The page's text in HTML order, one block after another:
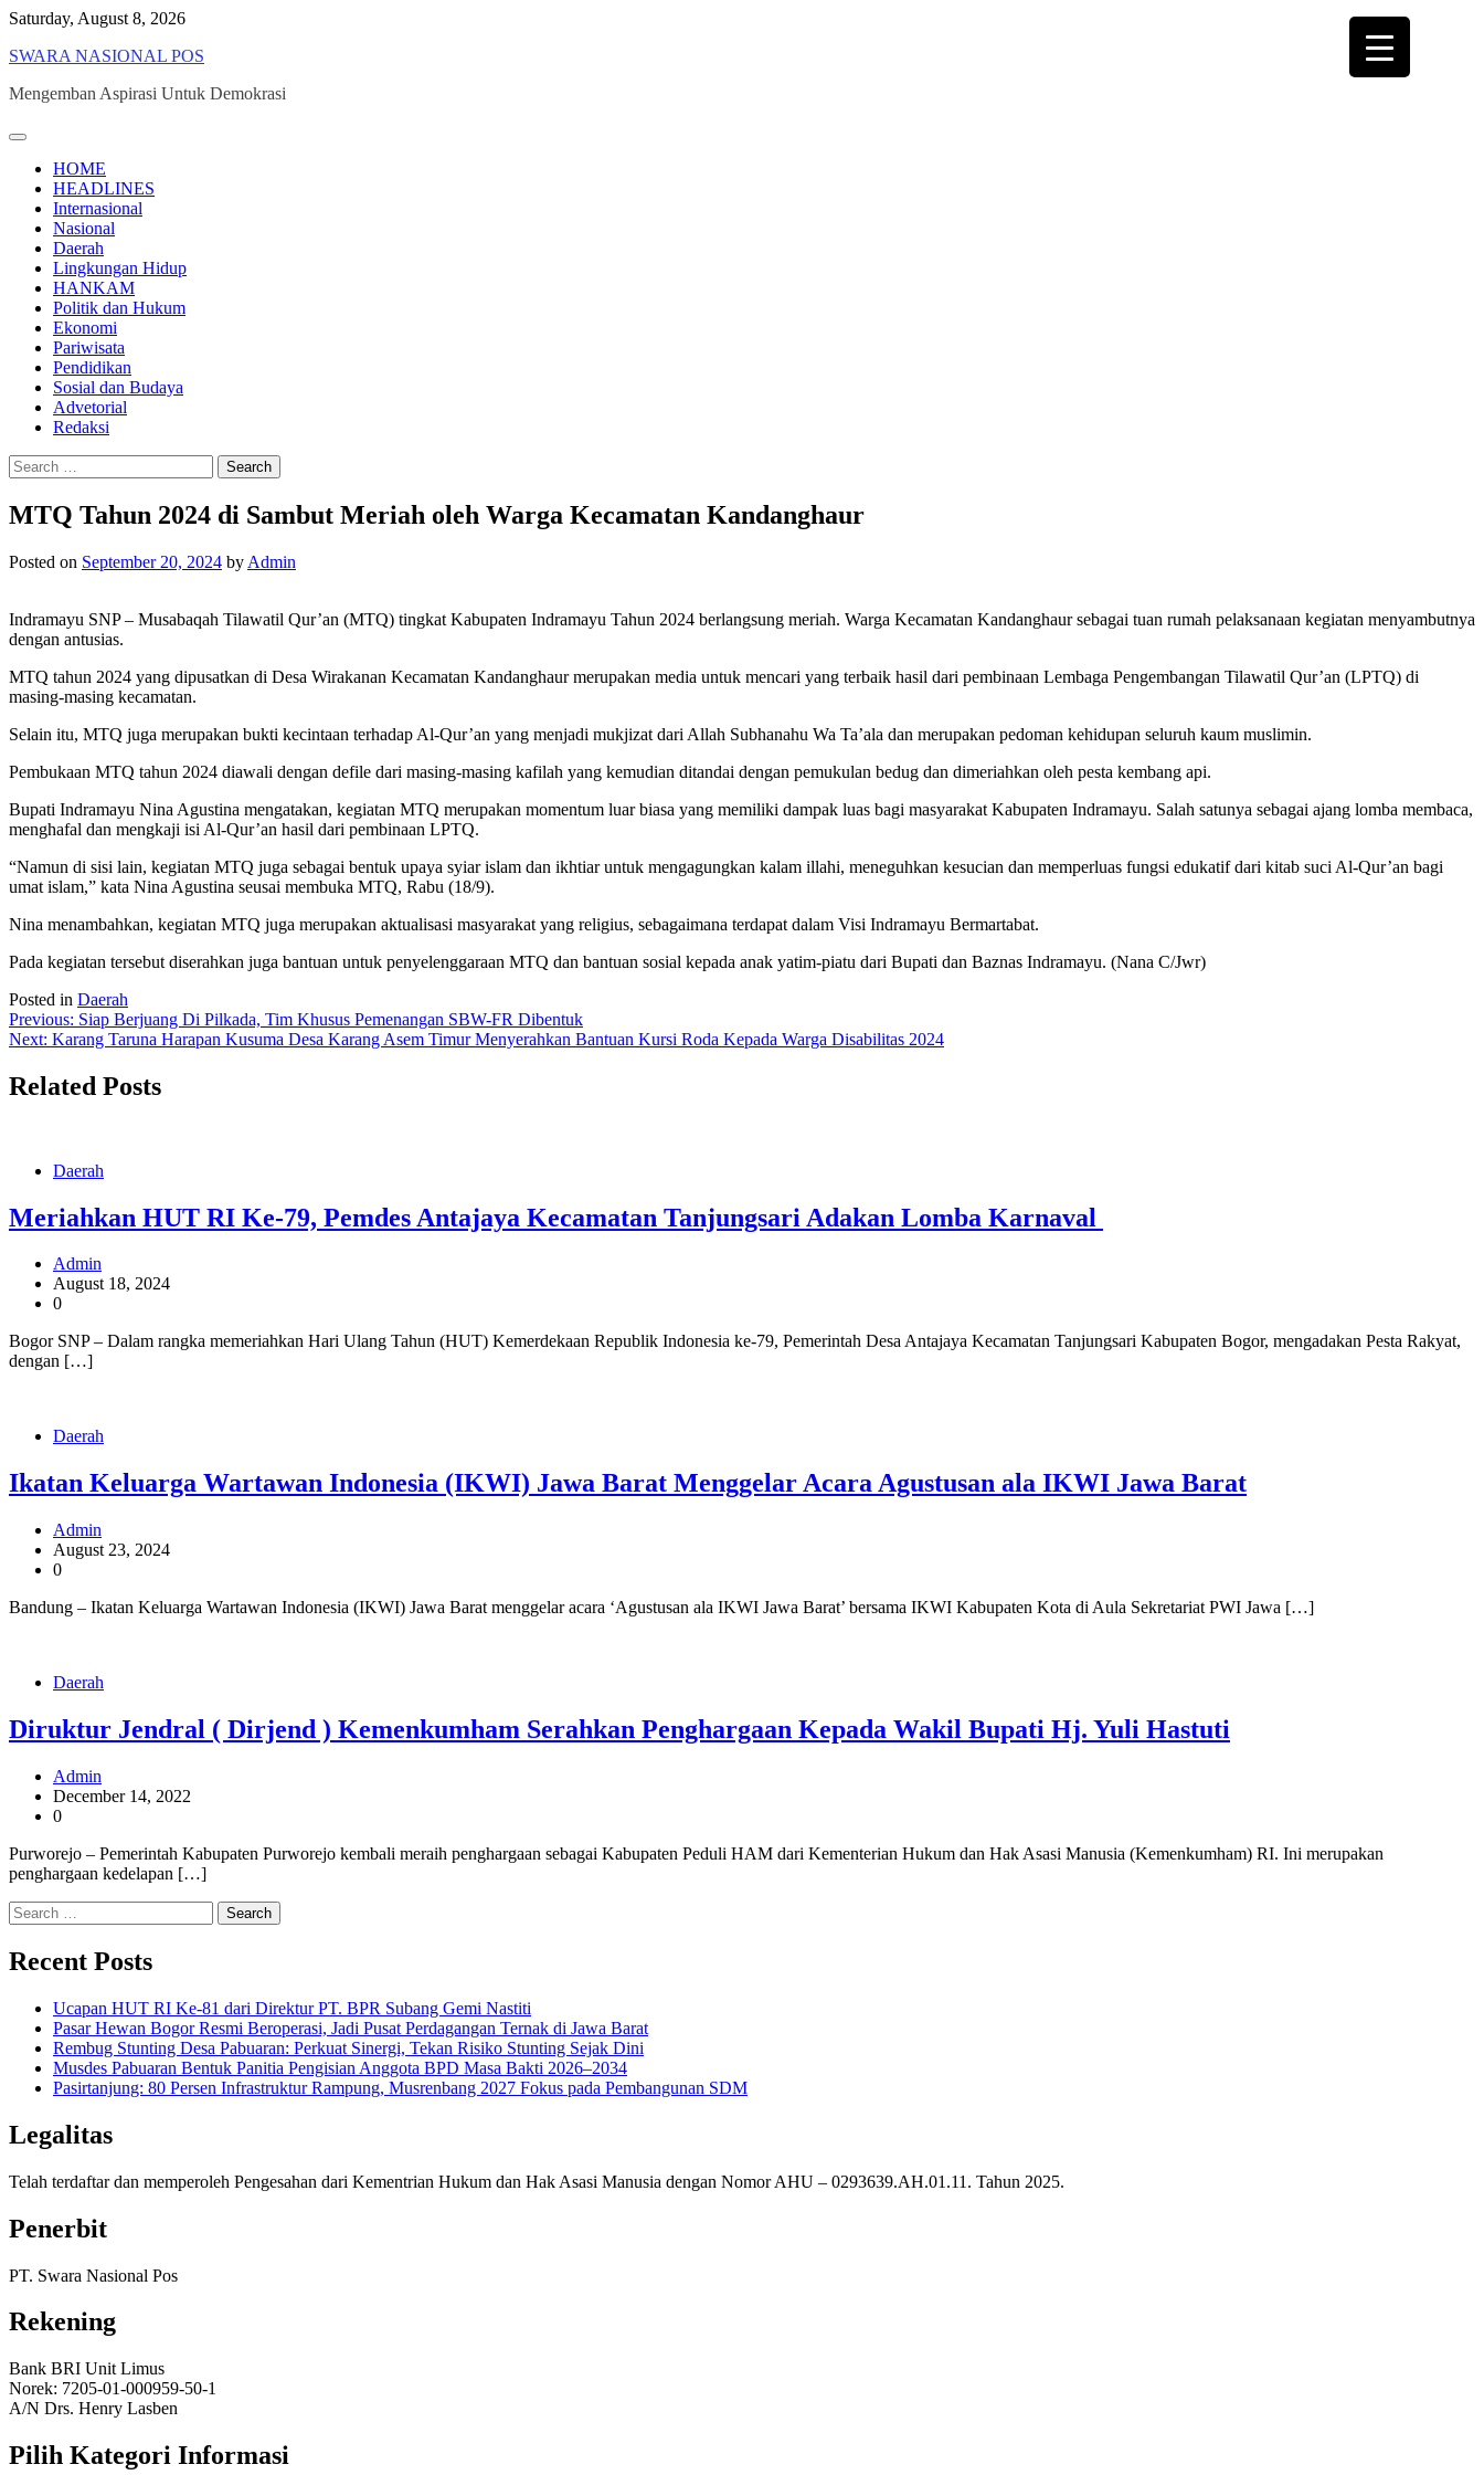
Skip
content
Saturday, August 8, 2026
SWARA NASIONAL POS
Mengemban Aspirasi Untuk Demokrasi
HOME
HEADLINES
Internasional
Nasional
Daerah
Lingkungan Hidup
HANKAM
Politik dan Hukum
Ekonomi
Pariwisata
Pendidikan
Sosial dan Budaya
Advetorial
Redaksi
Search
for:
MTQ Tahun 2024 di Sambut Meriah oleh Warga Kecamatan Kandanghaur
Posted on September 20, 2024 by Admin
Indramayu SNP – Musabaqah Tilawatil Qur’an (MTQ) tingkat Kabupaten Indramayu Tahun 2024 berlangsung meriah. Warga Kecamatan Kandanghaur sebagai tuan rumah pelaksanaan kegiatan menyambutnya
dengan antusias.
MTQ tahun 2024 yang dipusatkan di Desa Wirakanan Kecamatan Kandanghaur merupakan media untuk mencari yang terbaik hasil dari pembinaan Lembaga Pengembangan Tilawatil Qur’an (LPTQ) di
masing-masing kecamatan.
Selain itu, MTQ juga merupakan bukti kecintaan terhadap Al-Qur’an yang menjadi mukjizat dari Allah Subhanahu Wa Ta’ala dan merupakan pedoman kehidupan seluruh kaum muslimin.
Pembukaan MTQ tahun 2024 diawali dengan defile dari masing-masing kafilah yang kemudian ditandai dengan pemukulan bedug dan dimeriahkan oleh pesta kembang api.
Bupati Indramayu Nina Agustina mengatakan, kegiatan MTQ merupakan momentum luar biasa yang memiliki dampak luas bagi masyarakat Kabupaten Indramayu. Salah satunya sebagai ajang lomba membaca,
menghafal dan mengkaji isi Al-Qur’an hasil dari pembinaan LPTQ.
“Namun di sisi lain, kegiatan MTQ juga sebagai bentuk upaya syiar islam dan ikhtiar untuk mengagungkan kalam illahi, meneguhkan kesucian dan memperluas fungsi edukatif dari kitab suci Al-Qur’an bagi
umat islam,” kata Nina Agustina seusai membuka MTQ, Rabu (18/9).
Nina menambahkan, kegiatan MTQ juga merupakan aktualisasi masyarakat yang religius, sebagaimana terdapat dalam Visi Indramayu Bermartabat.
Pada kegiatan tersebut diserahkan juga bantuan untuk penyelenggaraan MTQ dan bantuan sosial kepada anak yatim-piatu dari Bupati dan Baznas Indramayu. (Nana C/Jwr)
Posted in Daerah
Post
navigation
Previous: Siap Berjuang Di Pilkada, Tim Khusus Pemenangan SBW-FR Dibentuk
Next: Karang Taruna Harapan Kusuma Desa Karang Asem Timur Menyerahkan Bantuan Kursi Roda Kepada Warga Disabilitas 2024
Related Posts
Daerah
Meriahkan HUT RI Ke-79, Pemdes Antajaya Kecamatan Tanjungsari Adakan Lomba Karnaval
Admin
August 18, 2024
0
Bogor SNP – Dalam rangka memeriahkan Hari Ulang Tahun (HUT) Kemerdekaan Republik Indonesia ke-79, Pemerintah Desa Antajaya Kecamatan Tanjungsari Kabupaten Bogor, mengadakan Pesta Rakyat,
dengan […]
Daerah
Ikatan Keluarga Wartawan Indonesia (IKWI) Jawa Barat Menggelar Acara Agustusan ala IKWI Jawa Barat
Admin
August 23, 2024
0
Bandung – Ikatan Keluarga Wartawan Indonesia (IKWI) Jawa Barat menggelar acara ‘Agustusan ala IKWI Jawa Barat’ bersama IKWI Kabupaten Kota di Aula Sekretariat PWI Jawa […]
Daerah
Diruktur Jendral ( Dirjend ) Kemenkumham Serahkan Penghargaan Kepada Wakil Bupati Hj. Yuli Hastuti
Admin
December 14, 2022
0
Purworejo – Pemerintah Kabupaten Purworejo kembali meraih penghargaan sebagai Kabupaten Peduli HAM dari Kementerian Hukum dan Hak Asasi Manusia (Kemenkumham) RI. Ini merupakan
penghargaan kedelapan […]
Search
for:
Recent Posts
Ucapan HUT RI Ke-81 dari Direktur PT. BPR Subang Gemi Nastiti
Pasar Hewan Bogor Resmi Beroperasi, Jadi Pusat Perdagangan Ternak di Jawa Barat
Rembug Stunting Desa Pabuaran: Perkuat Sinergi, Tekan Risiko Stunting Sejak Dini
Musdes Pabuaran Bentuk Panitia Pengisian Anggota BPD Masa Bakti 2026–2034
Pasirtanjung: 80 Persen Infrastruktur Rampung, Musrenbang 2027 Fokus pada Pembangunan SDM
Legalitas
Telah terdaftar dan memperoleh Pengesahan dari Kementrian Hukum dan Hak Asasi Manusia dengan Nomor AHU – 0293639.AH.01.11. Tahun 2025.
Penerbit
PT. Swara Nasional Pos
Rekening
Bank BRI Unit Limus
Norek: 7205-01-000959-50-1
A/N Drs. Henry Lasben
Pilih Kategori Informasi